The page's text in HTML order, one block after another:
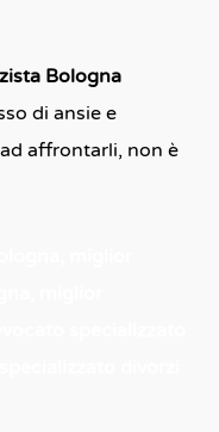
Bologna
di ansie e
affrontarli, non è